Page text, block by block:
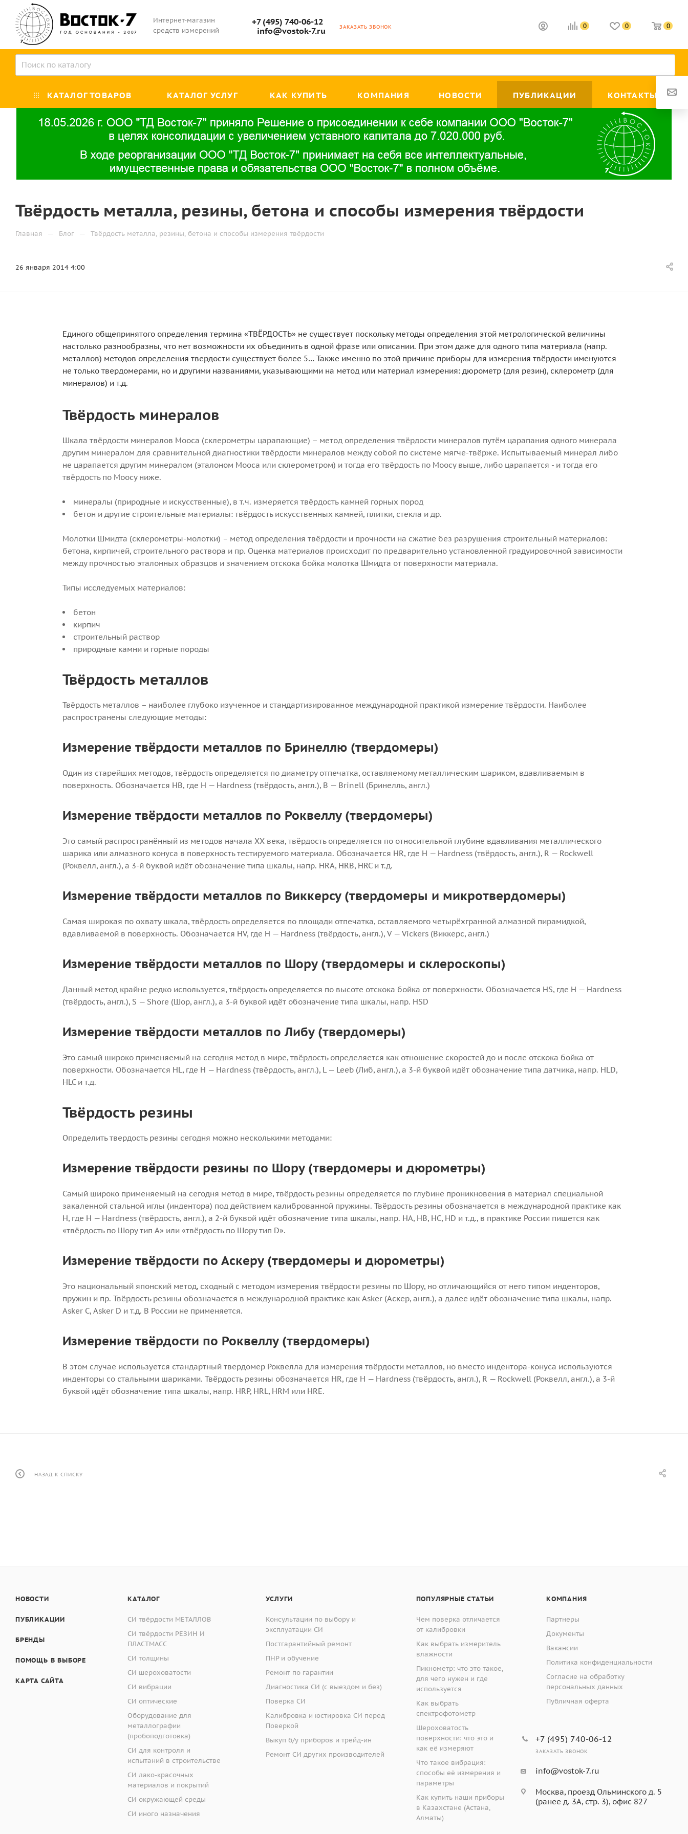
Интернет-магазин
средств измерений
+7 (495) 740-06-12
info@vostok-7.ru
ЗАКАЗАТЬ ЗВОНОК 0 0 0
КАТАЛОГ ТОВАРОВ КАТАЛОГ УСЛУГ КАК КУПИТЬ КОМПАНИЯ НОВОСТИ ПУБЛИКАЦИИ КОНТАКТЫ
Твёрдость металла, резины, бетона и способы измерения твёрдости
Главная — Блог — Твёрдость металла, резины, бетона и способы измерения твёрдости
26 января 2014 4:00
Единого общепринятого определения термина «ТВЁРДОСТЬ» не существует поскольку методы определения этой метрологической величины
настолько разнообразны, что нет возможности их объединить в одной фразе или описании. При этом даже для одного типа материала (напр.
металлов) методов определения твердости существует более 5… Также именно по этой причине приборы для измерения твёрдости именуются
не только твердомерами, но и другими названиями, указывающими на метод или материал измерения: дюрометр (для резин), склерометр (для
минералов) и т.д.
Твёрдость минералов
Шкала твёрдости минералов Мооса (склерометры царапающие) – метод определения твёрдости минералов путём царапания одного минерала
другим минералом для сравнительной диагностики твёрдости минералов между собой по системе мягче-твёрже. Испытываемый минерал либо
не царапается другим минералом (эталоном Мооса или склерометром) и тогда его твёрдость по Моосу выше, либо царапается - и тогда его
твёрдость по Моосу ниже.
минералы (природные и искусственные), в т.ч. измеряется твёрдость камней горных пород
бетон и другие строительные материалы: твёрдость искусственных камней, плитки, стекла и др.
Молотки Шмидта (склерометры-молотки) – метод определения твёрдости и прочности на сжатие без разрушения строительный материалов:
бетона, кирпичей, строительного раствора и пр. Оценка материалов происходит по предварительно установленной градуировочной зависимости
между прочностью эталонных образцов и значением отскока бойка молотка Шмидта от поверхности материала.
Типы исследуемых материалов:
бетон
кирпич
строительный раствор
природные камни и горные породы
Твёрдость металлов
Твёрдость металлов – наиболее глубоко изученное и стандартизированное международной практикой измерение твёрдости. Наиболее
распространены следующие методы:
Измерение твёрдости металлов по Бринеллю (твердомеры)
Один из старейших методов, твёрдость определяется по диаметру отпечатка, оставляемому металлическим шариком, вдавливаемым в
поверхность. Обозначается HB, где H — Hardness (твёрдость, англ.), B — Brinell (Бринелль, англ.)
Измерение твёрдости металлов по Роквеллу (твердомеры)
Это самый распространённый из методов начала XX века, твёрдость определяется по относительной глубине вдавливания металлического
шарика или алмазного конуса в поверхность тестируемого материала. Обозначается HR, где H — Hardness (твёрдость, англ.), R — Rockwell
(Роквелл, англ.), а 3-й буквой идёт обозначение типа шкалы, напр. HRA, HRB, HRC и т.д.
Измерение твёрдости металлов по Виккерсу (твердомеры и микротвердомеры)
Самая широкая по охвату шкала, твёрдость определяется по площади отпечатка, оставляемого четырёхгранной алмазной пирамидкой,
вдавливаемой в поверхность. Обозначается HV, где H — Hardness (твёрдость, англ.), V — Vickers (Виккерс, англ.)
Измерение твёрдости металлов по Шору (твердомеры и склероскопы)
Данный метод крайне редко используется, твёрдость определяется по высоте отскока бойка от поверхности. Обозначается HS, где H — Hardness
(твёрдость, англ.), S — Shore (Шор, англ.), а 3-й буквой идёт обозначение типа шкалы, напр. HSD
Измерение твёрдости металлов по Либу (твердомеры)
Это самый широко применяемый на сегодня метод в мире, твёрдость определяется как отношение скоростей до и после отскока бойка от
поверхности. Обозначается HL, где H — Hardness (твёрдость, англ.), L — Leeb (Либ, англ.), а 3-й буквой идёт обозначение типа датчика, напр. HLD,
HLC и т.д.
Твёрдость резины
Определить твердость резины сегодня можно несколькими методами:
Измерение твёрдости резины по Шору (твердомеры и дюрометры)
Самый широко применяемый на сегодня метод в мире, твёрдость резины определяется по глубине проникновения в материал специальной
закаленной стальной иглы (индентора) под действием калиброванной пружины. Твёрдость резины обозначается в международной практике как
H, где H — Hardness (твёрдость, англ.), а 2-й буквой идёт обозначение типа шкалы, напр. HA, HB, HC, HD и т.д., в практике России пишется как
«твёрдость по Шору тип А» или «твёрдость по Шору тип D».
Измерение твёрдости по Аскеру (твердомеры и дюрометры)
Это национальный японский метод, сходный с методом измерения твёрдости резины по Шору, но отличающийся от него типом инденторов,
пружин и пр. Твёрдость резины обозначается в международной практике как Asker (Аскер, англ.), а далее идёт обозначение типа шкалы, напр.
Asker С, Asker D и т.д. В России не применяется.
Измерение твёрдости по Роквеллу (твердомеры)
В этом случае используется стандартный твердомер Роквелла для измерения твёрдости металлов, но вместо индентора-конуса используются
инденторы со стальными шариками. Твёрдость резины обозначается HR, где H — Hardness (твёрдость, англ.), R — Rockwell (Роквелл, англ.), а 3-й
буквой идёт обозначение типа шкалы, напр. HRP, HRL, HRM или HRE.
НАЗАД К СПИСКУ
НОВОСТИ
ПУБЛИКАЦИИ
БРЕНДЫ
ПОМОЩЬ В ВЫБОРЕ
КАРТА САЙТА
КАТАЛОГ
СИ твёрдости МЕТАЛЛОВ
СИ твёрдости РЕЗИН И
ПЛАСТМАСС
СИ толщины
СИ шероховатости
СИ вибрации
СИ оптические
Оборудование для
металлографии
(пробоподготовка)
СИ для контроля и
испытаний в строительстве
СИ лако-красочных
материалов и покрытий
СИ окружающей среды
СИ иного назначения
УСЛУГИ
Консультации по выбору и
эксплуатации СИ
Постгарантийный ремонт
ПНР и обучение
Ремонт по гарантии
Диагностика СИ (с выездом и без)
Поверка СИ
Калибровка и юстировка СИ перед
Поверкой
Выкуп б/у приборов и трейд-ин
Ремонт СИ других производителей
ПОПУЛЯРНЫЕ СТАТЬИ
Чем поверка отличается
от калибровки
Как выбрать измеритель
влажности
Пикнометр: что это такое,
для чего нужен и где
используется
Как выбрать
спектрофотометр
Шероховатость
поверхности: что это и
как её измеряют
Что такое вибрация:
способы её измерения и
параметры
Как купить наши приборы
в Казахстане (Астана,
Алматы)
КОМПАНИЯ
Партнеры
Документы
Вакансии
Политика конфиденциальности
Согласие на обработку
персональных данных
Публичная оферта
+7 (495) 740-06-12
ЗАКАЗАТЬ ЗВОНОК
info@vostok-7.ru
Москва, проезд Ольминского д. 5
(ранее д. 3А, стр. 3), офис 827